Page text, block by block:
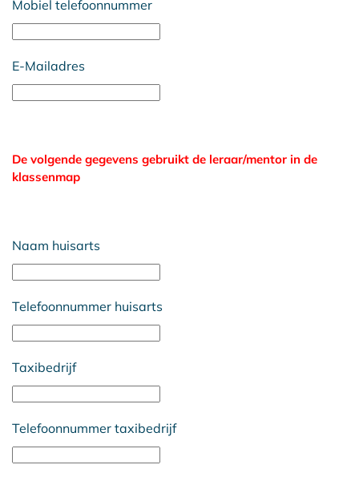
Mobiel telefoonnummer
E-Mailadres
De volgende gegevens gebruikt de leraar/mentor in de
klassenmap
Naam huisarts
Telefoonnummer huisarts
Taxibedrijf
Telefoonnummer taxibedrijf